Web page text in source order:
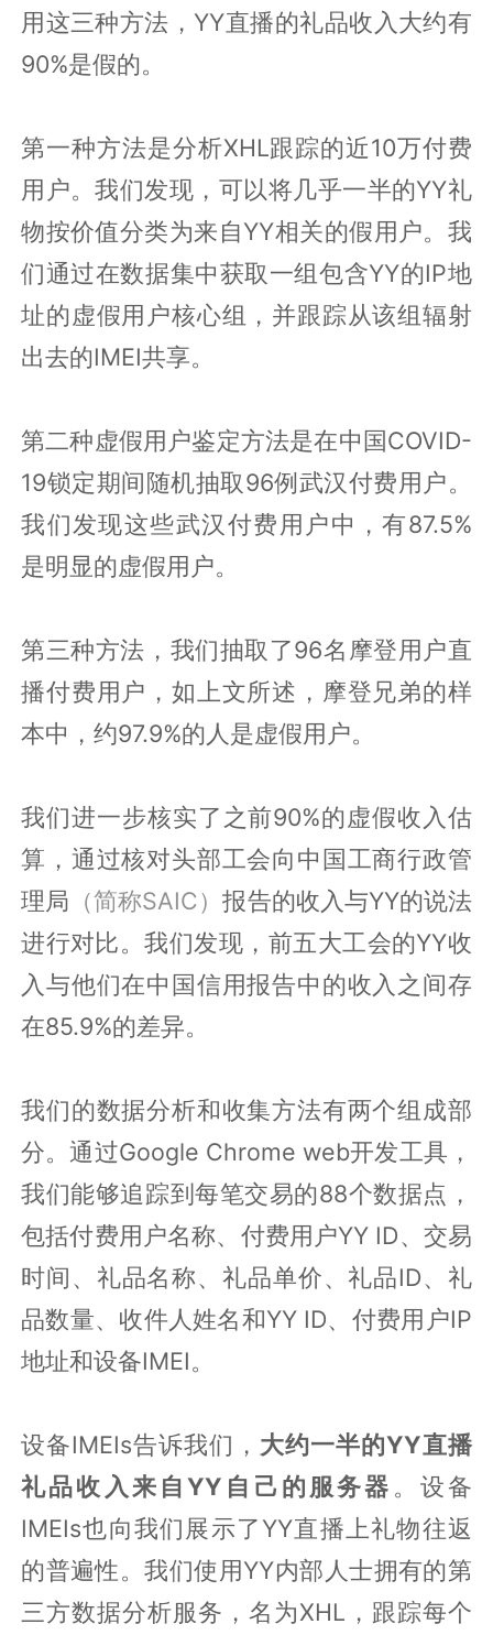
用这三种方法，YY直播的礼品收入大约有
90%是假的。
第一种方法是分析XHL跟踪的近10万付费
用户。我们发现，可以将几乎一半的YY礼
物按价值分类为来自YY相关的假用户。我
们通过在数据集中获取一组包含YY的IP地
址的虚假用户核心组，并跟踪从该组辐射
出去的IMEI共享。
第二种虚假用户鉴定方法是在中国COVID-
19锁定期间随机抽取96例武汉付费用户。
我们发现这些武汉付费用户中，有87.5%
是明显的虚假用户。
第三种方法，我们抽取了96名摩登用户直
播付费用户，如上文所述，摩登兄弟的样
本中，约97.9%的人是虚假用户。
我们进一步核实了之前90%的虚假收入估
算，通过核对头部工会向中国工商行政管
理局 （简称SAIC）报告的收入与YY的说法
进行对比。我们发现，前五大工会的YY收
入与他们在中国信用报告中的收入之间存
在85.9%的差异。
我们的数据分析和收集方法有两个组成部
分。通过Google Chrome web开发工具，
我们能够追踪到每笔交易的88个数据点，
包括付费用户名称、付费用户YY ID、交易
时间、礼品名称、礼品单价、礼品ID、礼
品数量、收件人姓名和YY ID、付费用户IP
地址和设备IMEI。
设备IMEIs告诉我们， 大约一半的YY直播
礼品收入来自YY自己的服务器 。设备
IMEIs也向我们展示了YY直播上礼物往返
的普遍性。我们使用YY内部人士拥有的第
三方数据分析服务，名为XHL，跟踪每个